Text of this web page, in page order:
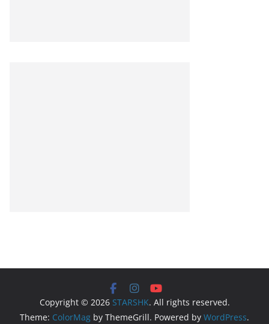
Copyright © 2026 STARSHK. All rights reserved.
Theme: ColorMag by ThemeGrill. Powered by WordPress.